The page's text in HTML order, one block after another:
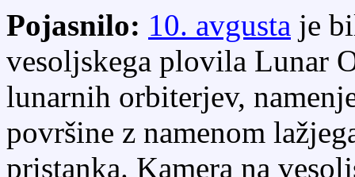
Pojasnilo: 10. avgusta je
vesoljskega plovila Lunar
lunarnih orbiterjev,
površine z namenom
pristanka. Kamera na